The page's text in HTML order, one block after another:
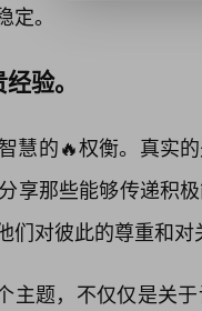
。
验。
慧的🔥权衡。真实
享那些能够传递积
对彼此的尊重和对
主题，不仅仅是关于